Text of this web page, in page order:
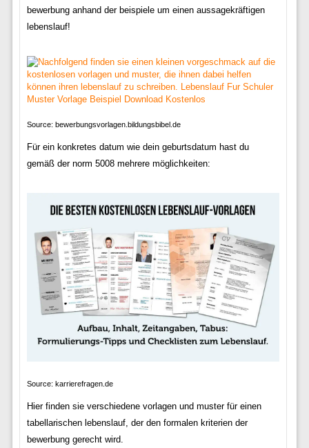
bewerbung anhand der beispiele um einen aussagekräftigen
lebenslauf!
Source: bewerbungsvorlagen.bildungsbibel.de
Für ein konkretes datum wie dein geburtsdatum hast du
gemäß der norm 5008 mehrere möglichkeiten:
Source: karrierefragen.de
Hier finden sie verschiedene vorlagen und muster für einen
tabellarischen lebenslauf, der den formalen kriterien der
bewerbung gerecht wird.